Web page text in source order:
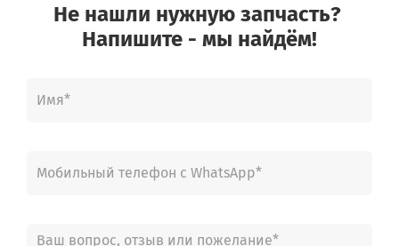
Не нашли нужную запчасть?
Напишите - мы найдём!